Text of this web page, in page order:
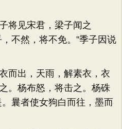
见宋君，梁子闻之
不然，将不免。”季子因说
出，天雨，解素衣，衣
。杨布怒，将击之。杨硃
曩者使女狗白而往，墨而